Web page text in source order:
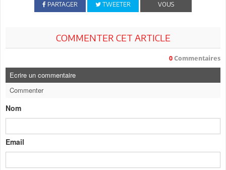
PARTAGER TWEETER
VOUS
COMMENTER CET ARTICLE
0 Commentaires
Ecrire un commentaire
Commenter
Nom
Email